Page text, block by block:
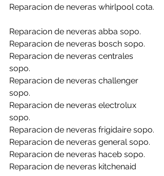
Reparacion de neveras whirlpool cota.
Reparacion de neveras abba sopo.
Reparacion de neveras bosch sopo.
Reparacion de neveras centrales
sopo.
Reparacion de neveras challenger
sopo.
Reparacion de neveras electrolux
sopo.
Reparacion de neveras frigidaire sopo.
Reparacion de neveras general sopo.
Reparacion de neveras haceb sopo.
Reparacion de neveras kitchenaid